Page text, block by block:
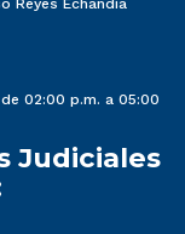
Reyes Echandía
02:00 p.m. a 05:00
Judiciales